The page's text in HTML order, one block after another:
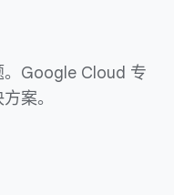
。Google Cloud 专
案。